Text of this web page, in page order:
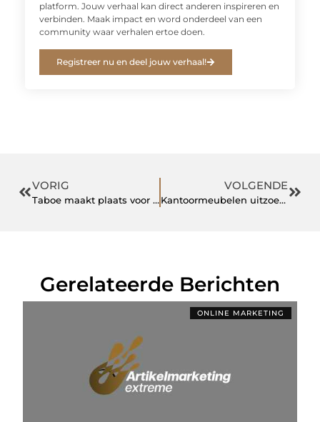
platform. Jouw verhaal kan direct anderen inspireren en
verbinden. Maak impact en word onderdeel van een
community waar verhalen ertoe doen.
Registreer nu en deel jouw verhaal!
VORIG
Taboe maakt plaats voor geluk.
VOLGENDE
Kantoormeubelen uitzoeken
Gerelateerde Berichten
ONLINE MARKETING